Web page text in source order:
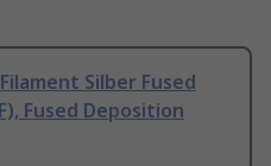
Silber Fused
Fused Deposition